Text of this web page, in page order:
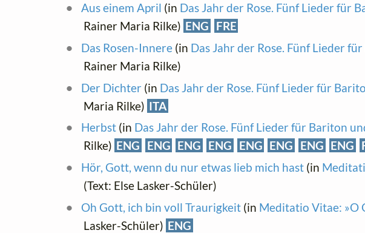
Aus einem April (in Das Jahr der Rose. Fünf Lieder für
Rainer Maria Rilke) ENG
FRE
Das Rosen-Innere(in Das Jahr der Rose. Fünf Lieder
Rainer Maria Rilke)
Der Dichter (in Das Jahr der Rose. Fünf Lieder für
Maria Rilke) ITA
Herbst(in Das Jahr der Rose. Fünf Lieder für Bariton
Rilke) ENG ENG ENG ENG ENG ENG ENG ENG
Hör, Gott, wenn du nur etwas lieb mich hast(in
(Text: Else Lasker-Schüler)
Oh Gott, ich bin voll Traurigkeit(in Meditatio Vitae: »O
Lasker-Schüler) ENG